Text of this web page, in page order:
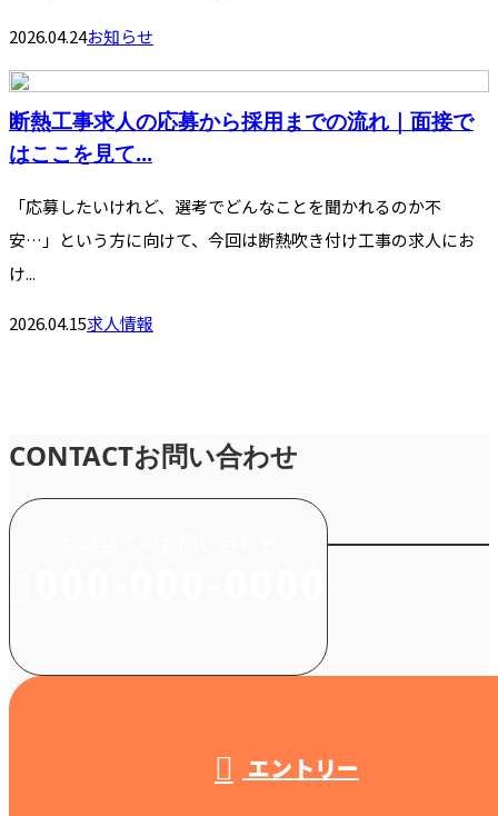
2026.04.24お知らせ
断熱工事求人の応募から採用までの流れ｜面接で
はここを見て...
「応募したいけれど、選考でどんなことを聞かれるのか不
安…」という方に向けて、今回は断熱吹き付け工事の求人にお
け...
2026.04.15求人情報
CONTACTお問い合わせ
エントリー